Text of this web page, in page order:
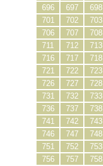
696
697 698
701
702 703
706
707 708
711
712 713
716
717 718
721
722 723
726
727 728
731
732 733
736
737 738
741
742 743
746
747 748
751
752 753
756
757 758